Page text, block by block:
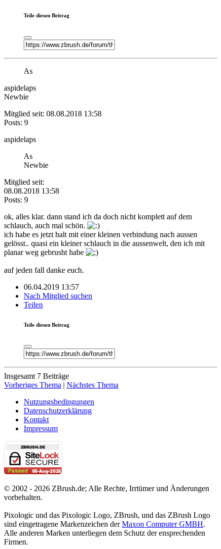
Teile diesen Beitrag
As
aspidelaps
Newbie
Mitglied seit: 08.08.2018 13:58
Posts: 9
aspidelaps
As
Newbie
Mitglied seit:
08.08.2018 13:58
Posts: 9
ok, alles klar. dann stand ich da doch nicht komplett auf dem
schlauch, auch mal schön.
ich habe es jetzt halt mit einer kleinen verbindung nach aussen
gelösst.. quasi ein kleiner schlauch in die aussenwelt, den ich mit
planar weg gebrusht habe
auf jeden fall danke euch.
06.04.2019 13:57
Nach Mitglied suchen
Teilen
Teile diesen Beitrag
Insgesamt 7 Beiträge
Vorheriges Thema
Nächstes Thema
Nutzungsbedingungen
Datenschutzerklärung
Kontakt
Impressum
© 2002 - 2026 ZBrush.de; Alle Rechte, Irrtümer und Änderungen
vorbehalten.
Pixologic und das Pixologic Logo, ZBrush, und das ZBrush Logo
sind eingetragene Markenzeichen derMaxon Computer GMBH.
Alle anderen Marken unterliegen dem Schutz der ensprechenden
Firmen.